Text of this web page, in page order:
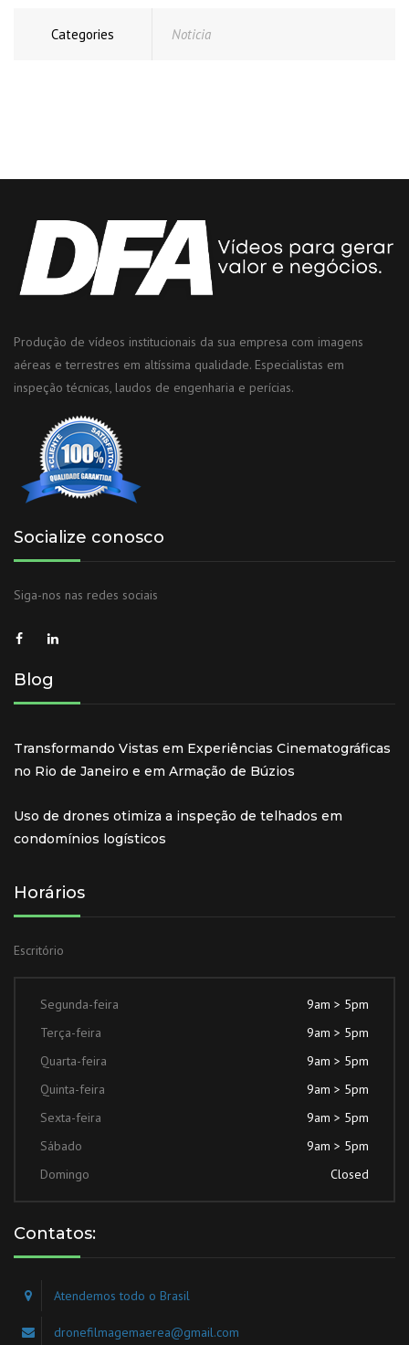
Categories Noticia
Produção de vídeos institucionais da sua empresa com imagens
aéreas e terrestres em altíssima qualidade. Especialistas em
inspeção técnicas, laudos de engenharia e perícias.
Socialize conosco
Siga-nos nas redes sociais
Blog
Transformando Vistas em Experiências Cinematográficas
no Rio de Janeiro e em Armação de Búzios
Uso de drones otimiza a inspeção de telhados em
condomínios logísticos
Horários
Escritório
Segunda-feira
9am > 5pm
Terça-feira
9am > 5pm
Quarta-feira
9am > 5pm
Quinta-feira
9am > 5pm
Sexta-feira
9am > 5pm
Sábado
9am > 5pm
Domingo
Closed
Contatos:
Atendemos todo o Brasil
dronefilmagemaerea@gmail.com